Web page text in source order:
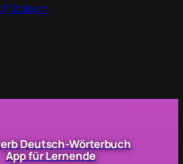
Stöbern
Deutsch-Wörterbuch
App für Lernende